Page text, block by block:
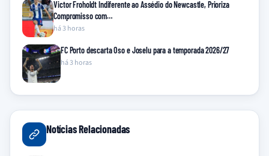
Victor Froholdt Indiferente ao Assédio do Newcastle, Prioriza
Compromisso com…
há 3 horas
FC Porto descarta Oso e Joselu para a temporada 2026/27
há 3 horas
Notícias Relacionadas